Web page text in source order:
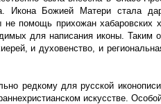
Икона Божией Матери стала
помощь прихожан хабаровских
для написания иконы. Таким
и духовенство, и
редкому для русской
искусстве.